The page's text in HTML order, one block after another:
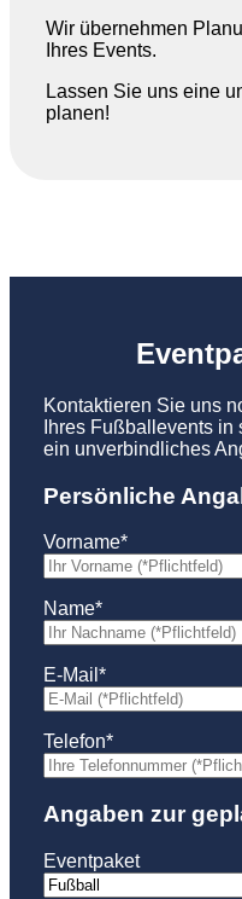
Wir übernehmen
Ihres Events.
Lassen Sie uns eine
planen!
Kontaktieren Sie uns
Ihres Fußballevents
ein unverbindliches
Persönliche
Vorname*
Name*
E-Mail*
Telefon*
Angaben zur
Eventpaket